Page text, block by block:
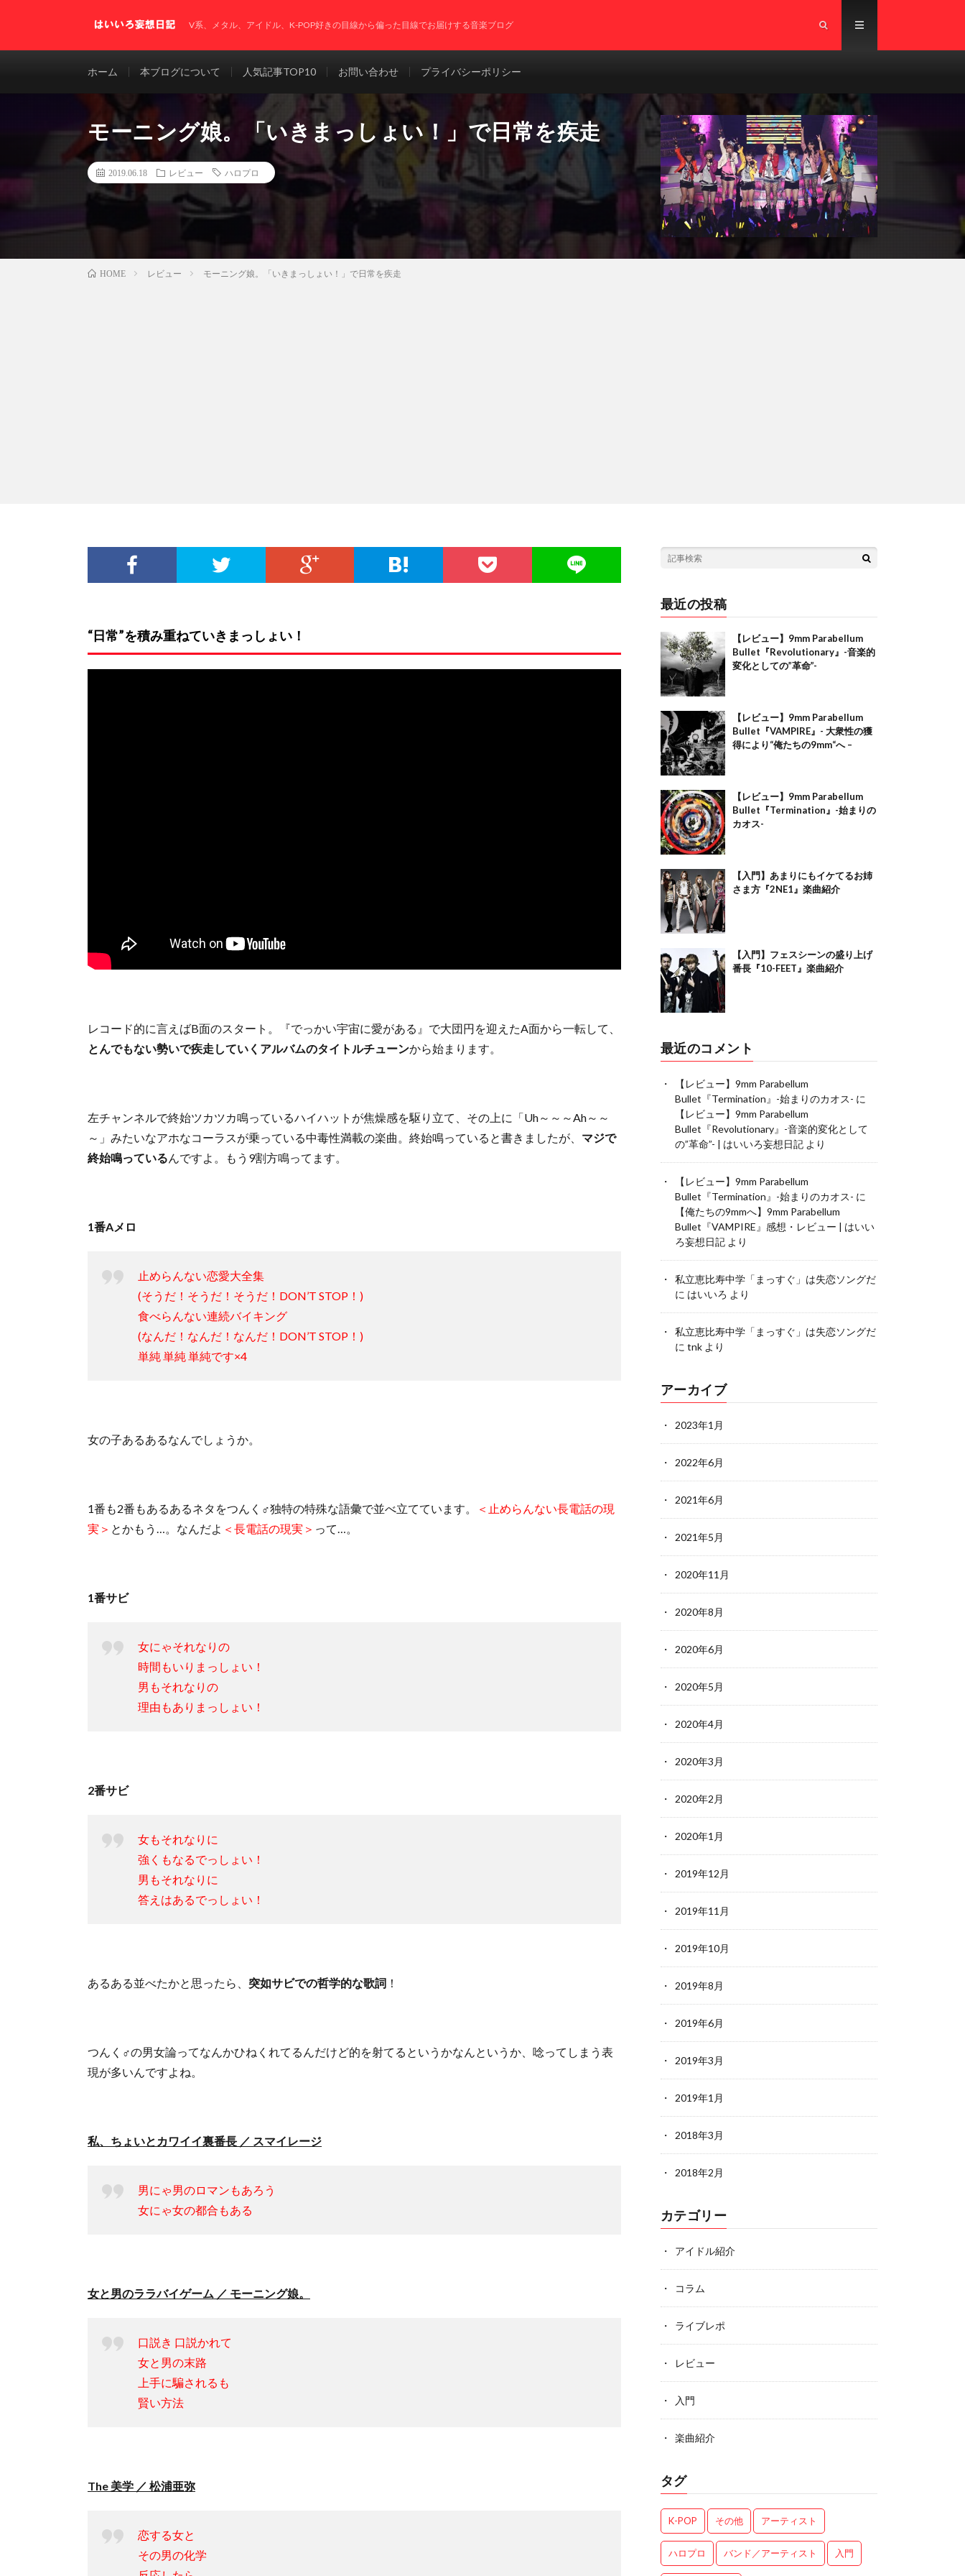
V系、メタル、アイドル、K-POP好きの目線から偏った目線でお届けする音楽ブログ
ホーム 本ブログについて 人気記事TOP10 お問い合わせ プライバシーポリシー
モーニング娘。「いきまっしょい！」で日常を疾走
2019.06.18 レビュー ハロプロ
HOME レビュー モーニング娘。「いきまっしょい！」で日常を疾走
“日常”を積み重ねていきまっしょい！
レコード的に言えばB面のスタート。『でっかい宇宙に愛がある』で大団円を迎えたA面から一転して、
とんでもない勢いで疾走していくアルバムのタイトルチューンから始まります。
左チャンネルで終始ツカツカ鳴っているハイハットが焦燥感を駆り立て、その上に「Uh～～～Ah～～
～」みたいなアホなコーラスが乗っている中毒性満載の楽曲。終始鳴っていると書きましたが、 マジで
終始鳴っているんですよ。もう9割方鳴ってます。
1番Aメロ
止めらんない恋愛大全集
(そうだ！そうだ！そうだ！DON’T STOP！)
食べらんない連続バイキング
(なんだ！なんだ！なんだ！DON’T STOP！)
単純 単純 単純です×4
女の子あるあるなんでしょうか。
1番も2番もあるあるネタをつんく♂独特の特殊な語彙で並べ立てています。
＜止めらんない長電話の現
実＞ とかもう…。なんだよ ＜長電話の現実＞ って…。
1番サビ
女にゃそれなりの
時間もいりまっしょい！
男もそれなりの
理由もありまっしょい！
2番サビ
女もそれなりに
強くもなるでっしょい！
男もそれなりに
答えはあるでっしょい！
あるある並べたかと思ったら、 突如サビでの哲学的な歌詞 ！
つんく♂の男女論ってなんかひねくれてるんだけど的を射てるというかなんというか、唸ってしまう表
現が多いんですよね。
私、ちょいとカワイイ裏番長 ／ スマイレージ
男にゃ男のロマンもあろう
女にゃ女の都合もある
女と男のララバイゲーム ／ モーニング娘。
口説き 口説かれて
女と男の末路
上手に騙されるも
賢い方法
The 美学 ／ 松浦亜弥
恋する女と
その男の化学
最近の投稿
【レビュー】9mm Parabellum
Bullet『Revolutionary』-音楽的
変化としての”革命”-
【レビュー】9mm Parabellum
Bullet『VAMPIRE』- 大衆性の獲
得により“俺たちの9mm“へ –
【レビュー】9mm Parabellum
Bullet『Termination』-始まりの
カオス-
【入門】あまりにもイケてるお姉
さま方『2NE1』楽曲紹介
【入門】フェスシーンの盛り上げ
番長『10-FEET』楽曲紹介
最近のコメント
【レビュー】9mm Parabellum
Bullet『Termination』-始まりのカオス- に
【レビュー】9mm Parabellum
Bullet『Revolutionary』-音楽的変化として
の”革命”- | はいいろ妄想日記より
【レビュー】9mm Parabellum
Bullet『Termination』-始まりのカオス- に
【俺たちの9mmへ】9mm Parabellum
Bullet『VAMPIRE』感想・レビュー | はいい
ろ妄想日記より
私立恵比寿中学「まっすぐ」は失恋ソングだ
に はいいろ より
私立恵比寿中学「まっすぐ」は失恋ソングだ
に tnkより
アーカイブ
2023年1月
2022年6月
2021年6月
2021年5月
2020年11月
2020年8月
2020年6月
2020年5月
2020年4月
2020年3月
2020年2月
2020年1月
2019年12月
2019年11月
2019年10月
2019年8月
2019年6月
2019年3月
2019年1月
2018年3月
2018年2月
カテゴリー
アイドル紹介
コラム
ライブレポ
レビュー
入門
楽曲紹介
タグ
K-POP その他 アーティスト
ハロプロ バンド／アーティスト 入門